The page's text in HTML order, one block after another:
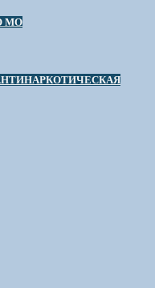
МО